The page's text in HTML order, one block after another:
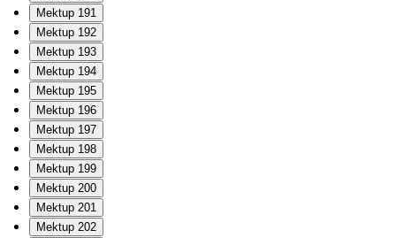
Mektup 191
Mektup 192
Mektup 193
Mektup 194
Mektup 195
Mektup 196
Mektup 197
Mektup 198
Mektup 199
Mektup 200
Mektup 201
Mektup 202